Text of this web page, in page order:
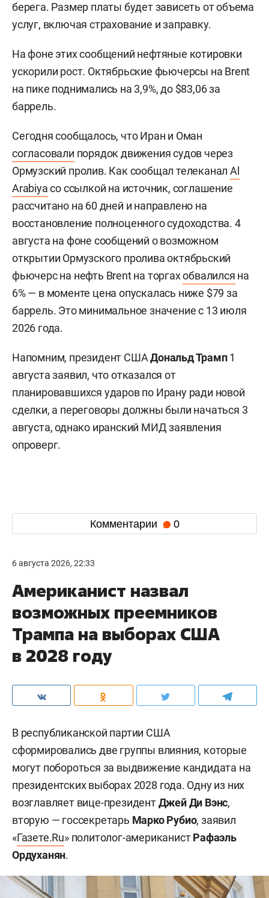
берега. Размер платы будет зависеть от объема
услуг, включая страхование и заправку.
На фоне этих сообщений нефтяные котировки
ускорили рост. Октябрьские фьючерсы на Brent
на пике поднимались на 3,9%, до $83,06 за
баррель.
Сегодня сообщалось, что Иран и Оман
согласовали порядок движения судов через
Ормузский пролив. Как сообщал телеканал Al
Arabiyaсо ссылкой на источник, соглашение
рассчитано на 60 дней и направлено на
восстановление полноценного судоходства. 4
августа на фоне сообщений о возможном
открытии Ормузского пролива октябрьский
фьючерс на нефть Brent на торгахобвалился на
6% — в моменте цена опускалась ниже $79 за
баррель. Это минимальное значение с 13 июля
2026 года.
Напомним, президент СШАДональд Трамп1
августа заявил, что отказался от
планировавшихся ударов по Ирану ради новой
сделки, а переговоры должны были начаться 3
августа, однако иранский МИД заявления
опроверг.
Комментарии 0
6 августа 2026, 22:33
Американист назвал
возможных преемников
Трампа на выборах США
в 2028 году
В республиканской партии США
сформировались две группы влияния, которые
могут побороться за выдвижение кандидата на
президентских выборах 2028 года. Одну из них
возглавляет вице-президентДжей Ди Вэнс,
вторую — госсекретарь Марко Рубио, заявил
«Газете.Ru» политолог-американистРафаэль
Ордуханян.